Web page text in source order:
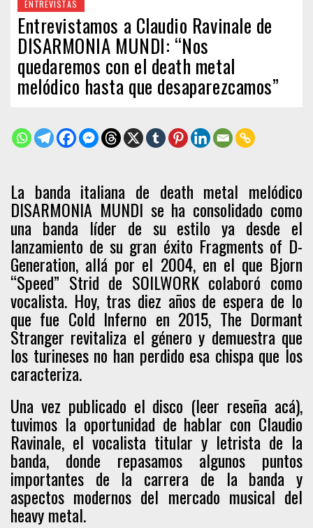
ENTREVISTAS
Entrevistamos a Claudio Ravinale de
DISARMONIA MUNDI: “Nos
quedaremos con el death metal
melódico hasta que desaparezcamos”
La banda italiana de death metal melódico
DISARMONIA MUNDI se ha consolidado como
una banda líder de su estilo ya desde el
lanzamiento de su gran éxito Fragments of D-
Generation, allá por el 2004, en el que Bjorn
“Speed” Strid de SOILWORK colaboró ​​como
vocalista. Hoy, tras diez años de espera de lo
que fue Cold Inferno en 2015, The Dormant
Stranger revitaliza el género y demuestra que
los turineses no han perdido esa chispa que los
caracteriza.
Una vez publicado el disco (leer reseña acá),
tuvimos la oportunidad de hablar con Claudio
Ravinale, el vocalista titular y letrista de la
banda, donde repasamos algunos puntos
importantes de la carrera de la banda y
aspectos modernos del mercado musical del
heavy metal.